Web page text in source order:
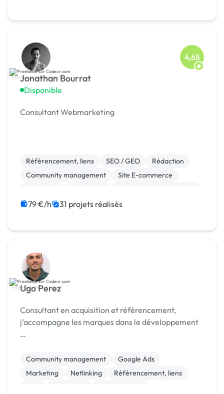
Jonathan Bourrat
Disponible
4,68
Consultant Webmarketing
Référencement, liens SEO / GEO
Rédaction
Community management
Site E-commerce
Photo
Relations presse
79 €/h 31 projets réalisés
Ugo Perez
Consultant en acquisition et référencement,
j’accompagne les marques dans le développement
…
Community management
Google Ads
Marketing
Netlinking
Référencement, liens